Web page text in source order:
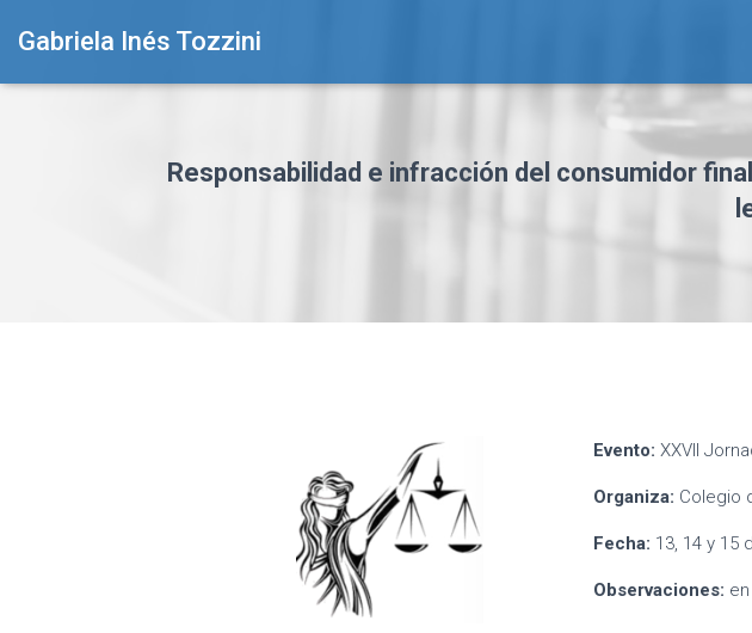
Gabriela Inés Tozzini
Responsabilidad e infracción del consumidor
Evento: XXVII
Organiza: Colegio
Fecha: 13, 14 y 15
Observaciones: